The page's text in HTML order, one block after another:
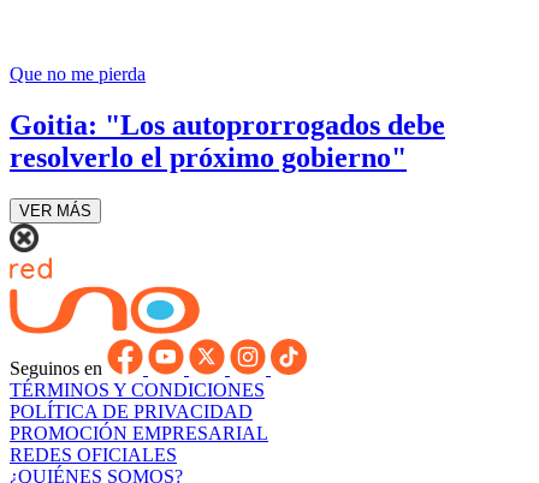
Que no me pierda
Goitia: "Los autoprorrogados debe
resolverlo el próximo gobierno"
VER MÁS
Seguinos en
TÉRMINOS Y CONDICIONES
POLÍTICA DE PRIVACIDAD
PROMOCIÓN EMPRESARIAL
REDES OFICIALES
¿QUIÉNES SOMOS?